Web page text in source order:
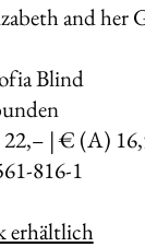
and her
Blind
| € (A)
816-1
erhältlich